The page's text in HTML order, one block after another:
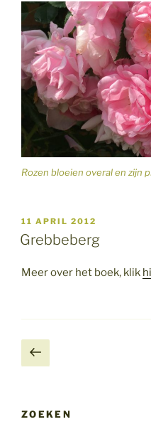
Rozen bloeien overal en zijn
GEPLAATST
OP
11 APRIL 2012
Grebbeberg
Meer over het boek, klik
Berichten
paginering
Vorige
pagina
ZOEKEN